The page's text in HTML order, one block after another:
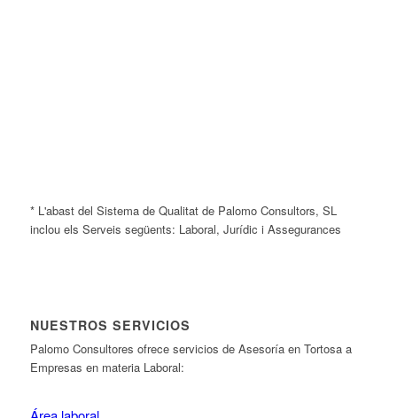
* L'abast del Sistema de Qualitat de Palomo Consultors, SL
inclou els Serveis següents: Laboral, Jurídic i Assegurances
NUESTROS SERVICIOS
Palomo Consultores ofrece servicios de Asesoría en Tortosa a
Empresas en materia Laboral: